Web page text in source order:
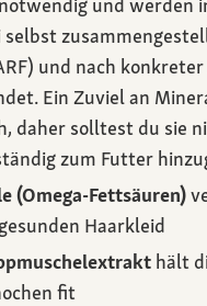
selbst
und nach
Ein Zuviel an
daher solltest du sie
zum Futter
(Omega-Fettsäuren)
Haarkleid
hält
fit